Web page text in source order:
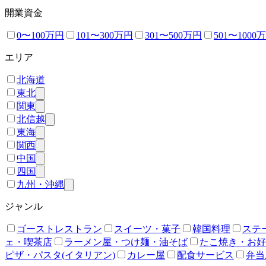
開業資金
0〜100万円 101〜300万円 301〜500万円 501〜1000
エリア
北海道
東北
関東
北信越
東海
関西
中国
四国
九州・沖縄
ジャンル
ゴーストレストラン スイーツ・菓子 韓国料理
ステ
ェ・喫茶店
ラーメン屋・つけ麺・油そば
たこ焼き・お
ピザ・パスタ(イタリアン)
カレー屋 配食サービス 弁